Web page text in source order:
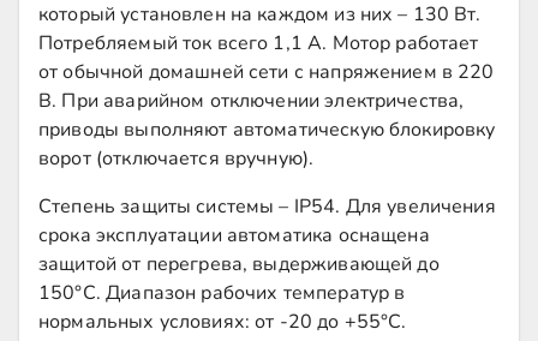
который установлен на каждом из них – 130 Вт.
Потребляемый ток всего 1,1 А. Мотор работает
от обычной домашней сети с напряжением в 220
В. При аварийном отключении электричества,
приводы выполняют автоматическую блокировку
ворот (отключается вручную).
Степень защиты системы – IP54. Для увеличения
срока эксплуатации автоматика оснащена
защитой от перегрева, выдерживающей до
150°С. Диапазон рабочих температур в
нормальных условиях: от -20 до +55°С.